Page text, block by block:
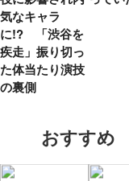
気なキャラ
に!? 「渋谷を
疾走」振り切っ
た体当たり演技
の裏側
おすすめ